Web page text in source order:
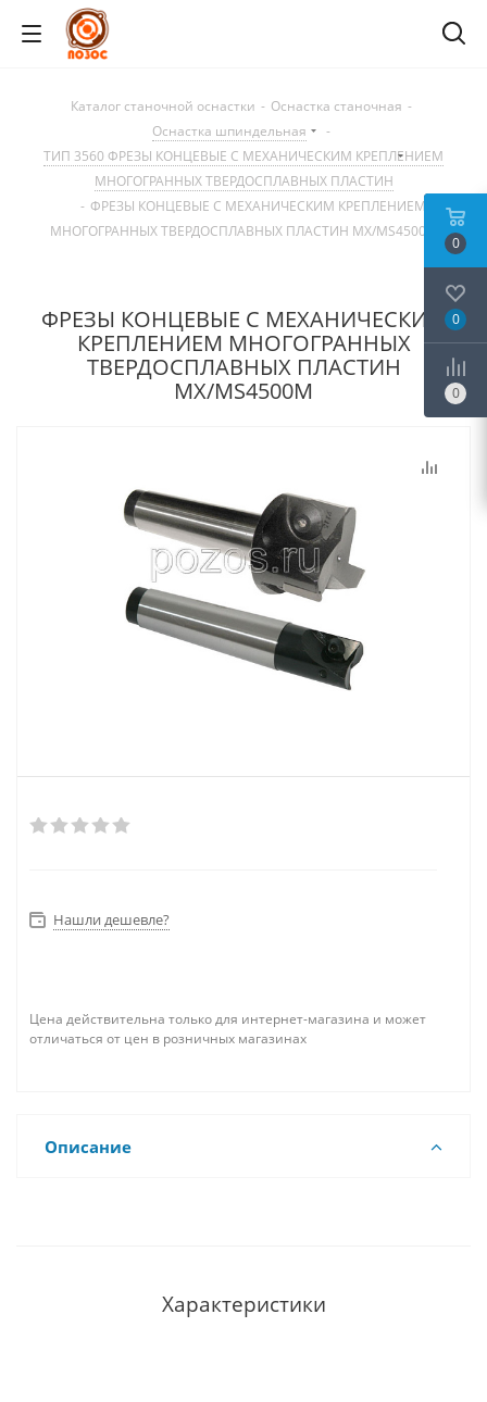
Каталог станочной оснастки - Оснастка станочная -
Оснастка шпиндельная
-
ТИП 3560 ФРЕЗЫ КОНЦЕВЫЕ С МЕХАНИЧЕСКИМ КРЕПЛЕНИЕМ
МНОГОГРАННЫХ ТВЕРДОСПЛАВНЫХ ПЛАСТИН
- ФРЕЗЫ КОНЦЕВЫЕ С МЕХАНИЧЕСКИМ КРЕПЛЕНИЕМ
МНОГОГРАННЫХ ТВЕРДОСПЛАВНЫХ ПЛАСТИН MX/MS4500M
ФРЕЗЫ КОНЦЕВЫЕ С МЕХАНИЧЕСКИМ
КРЕПЛЕНИЕМ МНОГОГРАННЫХ
ТВЕРДОСПЛАВНЫХ ПЛАСТИН
MX/MS4500M
Нашли дешевле?
Цена действительна только для интернет-магазина и может
отличаться от цен в розничных магазинах
Описание
Характеристики
0
0
0